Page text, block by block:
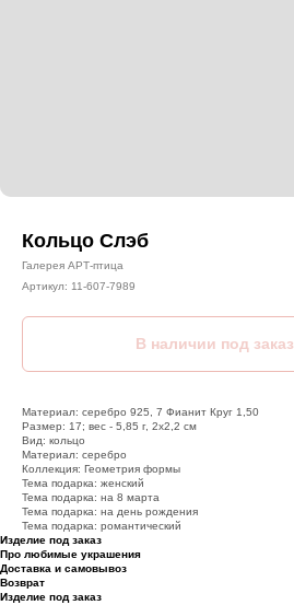
Кольцо Слэб
Галерея АРТ-птица
Артикул: 11-607-7989
Материал: серебро 925, 7 Фианит Круг 1,50
Размер: 17; вес - 5,85 г, 2х2,2 см
Вид: кольцо
Материал: серебро
Коллекция: Геометрия формы
Тема подарка: женский
Тема подарка: на 8 марта
Тема подарка: на день рождения
Тема подарка: романтический
Изделие под заказ
Про любимые украшения
Доставка и самовывоз
Возврат
Изделие под заказ